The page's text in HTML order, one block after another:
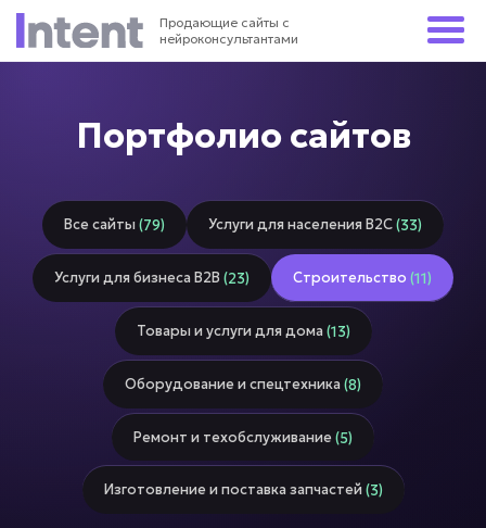
Продающие сайты с
нейроконсультантами
Портфолио сайтов
Все сайты (79) Услуги для населения В2С(33)
Услуги для бизнеса В2В (23) Строительство (11)
Товары и услуги для дома (13)
Оборудование и спецтехника (8)
Ремонт и техобслуживание(5)
Изготовление и поставка запчастей (3)